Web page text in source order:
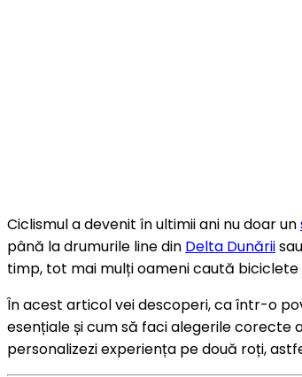
Ciclismul a devenit în ultimii ani nu doar un
până la drumurile line din Delta Dunării
timp, tot mai mulți oameni caută
În acest articol vei descoperi, ca într-o
esențiale și cum să faci alegerile
personalizezi experiența pe două roți,